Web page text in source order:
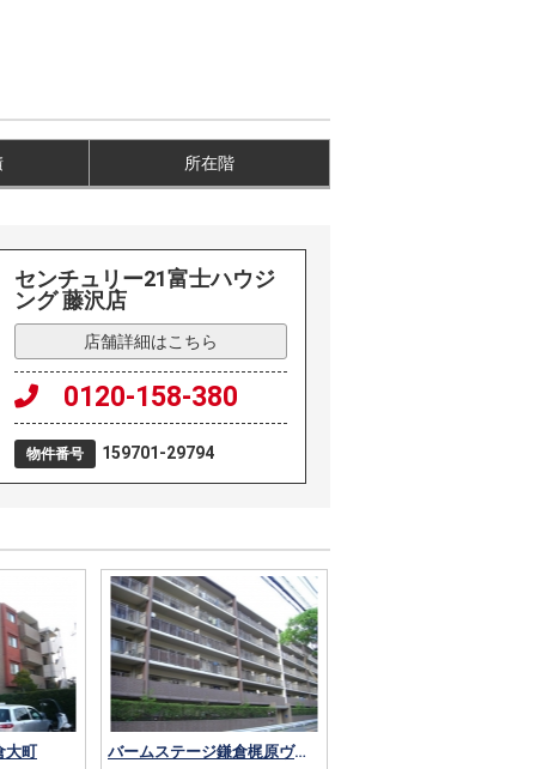
所在階
センチュリー21富士ハウジ
ング 藤沢店
店舗詳細はこちら
0120-158-380
物件番号 159701-29794
大町 バームステージ鎌倉梶原ヴィエント